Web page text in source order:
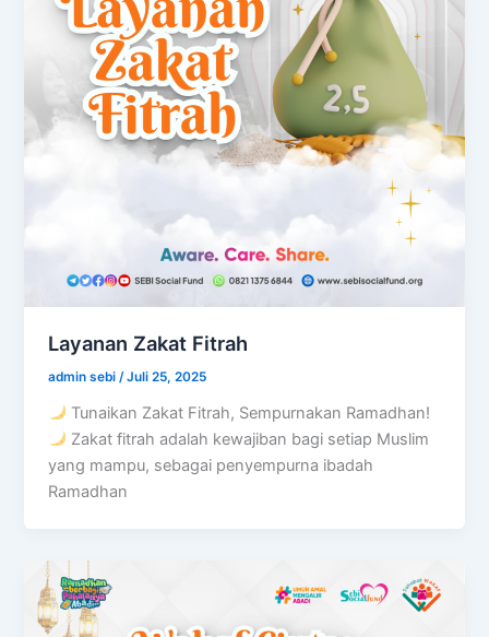
Layanan Zakat Fitrah
admin sebi/Juli 25, 2025
Tunaikan Zakat Fitrah, Sempurnakan Ramadhan!
Zakat fitrah adalah kewajiban bagi setiap Muslim
yang mampu, sebagai penyempurna ibadah
Ramadhan